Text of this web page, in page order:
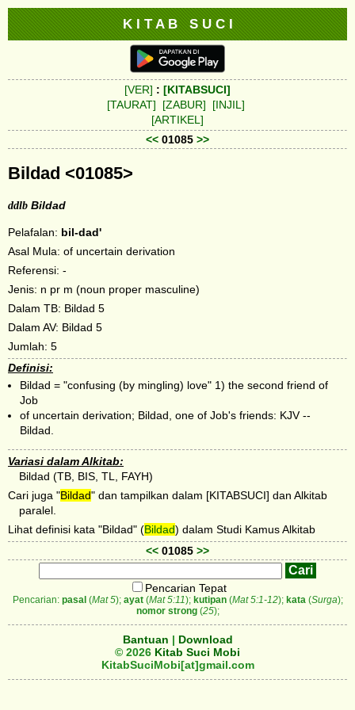
K I T A B S U C I
[VER] : [KITABSUCI]
[TAURAT]
[ZABUR]
[INJIL]
[ARTIKEL]
<< 01085 >>
Bildad <01085>
ddlb Bildad
Pelafalan: bil-dad'
Asal Mula: of uncertain derivation
Referensi: -
Jenis: n pr m (noun proper masculine)
Dalam TB: Bildad 5
Dalam AV: Bildad 5
Jumlah: 5
Definisi:
Bildad = "confusing (by mingling) love" 1) the second friend of
Job
of uncertain derivation; Bildad, one of Job's friends: KJV --
Bildad.
Variasi dalam Alkitab:
Bildad (TB, BIS, TL, FAYH)
Cari juga "Bildad" dan tampilkan dalam [KITABSUCI] dan Alkitab
paralel.
Lihat definisi kata "Bildad" (Bildad) dalam Studi Kamus Alkitab
<< 01085 >>
Pencarian Tepat
Pencarian: pasal (Mat 5); ayat(Mat 5:11); kutipan(Mat 5:1-12); kata(Surga);
nomor strong(25);
Bantuan | Download
© 2026 Kitab Suci Mobi
KitabSuciMobi[at]gmail.com